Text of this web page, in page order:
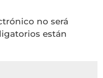
no será
están